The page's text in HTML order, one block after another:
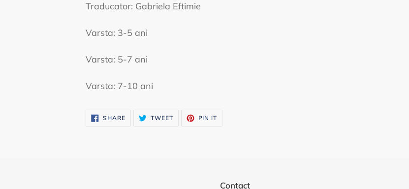
Traducator: Gabriela Eftimie
Varsta: 3-5 ani
Varsta: 5-7 ani
Varsta: 7-10 ani
SHARESHARE
ON
TWEETTWEET PIN IT
Contact